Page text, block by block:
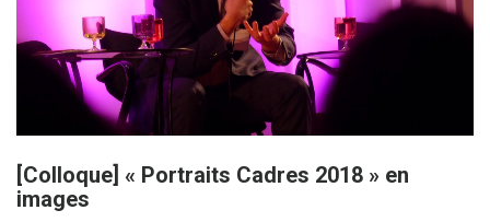
[Colloque] « Portraits Cadres 2018 » en
images